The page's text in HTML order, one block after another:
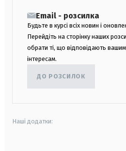
Email - розсилка
Будьте в курсі всіх новин і
Перейдіть на сторінку наших
обрати ті, що відповідають вашим
інтересам.
ДО РОЗСИЛОК
Наші додатки: